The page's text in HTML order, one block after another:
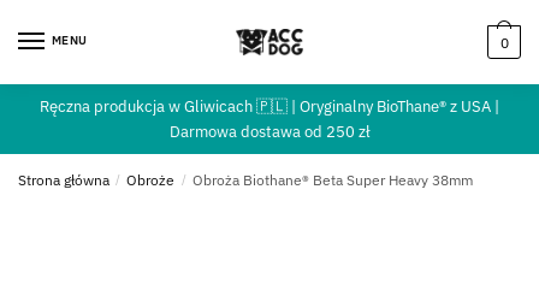
MENU 0
Ręczna produkcja w Gliwicach 🇵🇱 | Oryginalny BioThane® z USA |
Darmowa dostawa od 250 zł
Strona główna / Obroże / Obroża Biothane® Beta Super Heavy 38mm